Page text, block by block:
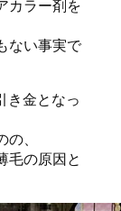
カラー剤を
ない事実で
き金となっ
、
毛の原因と